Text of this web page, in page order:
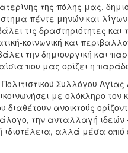
της πόλης μας,
πέντε μηνών και
τις δραστηριότητες
κοινωνική και
την δημιουργική και
που μας ορίζει η
Συλλόγου
με ολόκληρο
ανοικτούς
την ανταλλαγή
ιδιοτέλεια, αλλά μέσα